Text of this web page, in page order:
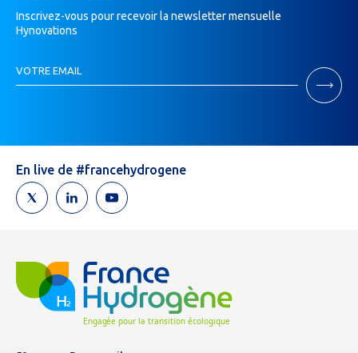
Inscrivez-vous pour recevoir la newsletter mensuelle
Hynovations
Newsletter
VOTRE EMAIL
Si
un
humain,
ne
remplissez
pas
En live de #francehydrogene